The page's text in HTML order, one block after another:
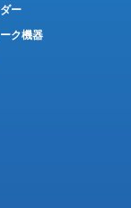
ー
ク機器